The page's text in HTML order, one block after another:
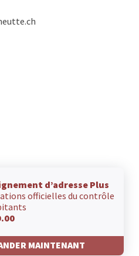
d’adresse Plus
officielles du contrôle
MAINTENANT